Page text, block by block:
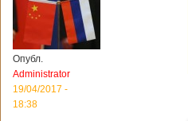
Опубл.
Administrator
19/04/2017 -
18:38